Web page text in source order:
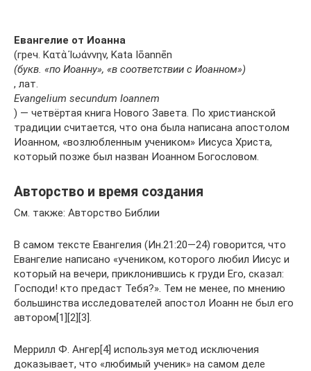
Евангелие от Иоанна
(греч. Κατὰ Ἰωάννην, Kata Iōannēn
(букв. «по Иоанну», «в соответствии с Иоанном»)
, лат.
Evangelium secundum Ioannem
) — четвёртая книга Нового Завета. По христианской
традиции считается, что она была написана апостолом
Иоанном, «возлюбленным учеником» Иисуса Христа,
который позже был назван Иоанном Богословом.
Авторство и время создания
См. также: Авторство Библии
В самом тексте Евангелия (Ин.21:20—24) говорится, что
Евангелие написано «учеником, которого любил Иисус и
который на вечери, приклонившись к груди Его, сказал:
Господи! кто предаст Тебя?». Тем не менее, по мнению
большинства исследователей апостол Иоанн не был его
автором[1][2][3].
Меррилл Ф. Ангер[4] используя метод исключения
доказывает, что «любимый ученик» на самом деле